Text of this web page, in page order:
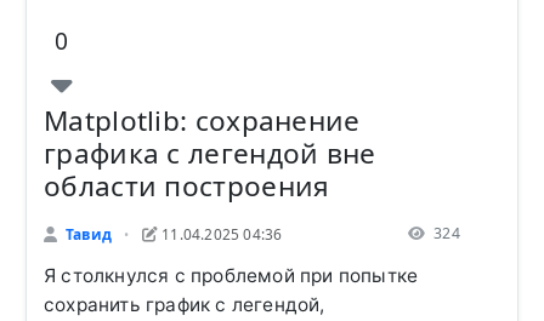
0
Matplotlib: сохранение
графика с легендой вне
области построения
Тавид • 11.04.2025 04:36 324
Я столкнулся с проблемой при попытке
сохранить график с легендой,